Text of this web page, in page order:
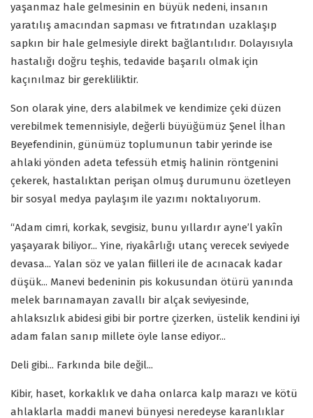
yaşanmaz hale gelmesinin en büyük nedeni, insanın
yaratılış amacından sapması ve fıtratından uzaklaşıp
sapkın bir hale gelmesiyle direkt bağlantılıdır. Dolayısıyla
hastalığı doğru teşhis, tedavide başarılı olmak için
kaçınılmaz bir gerekliliktir.
Son olarak yine, ders alabilmek ve kendimize çeki düzen
verebilmek temennisiyle, değerli büyüğümüz Şenel İlhan
Beyefendinin, günümüz toplumunun tabir yerinde ise
ahlaki yönden adeta tefessüh etmiş halinin röntgenini
çekerek, hastalıktan perişan olmuş durumunu özetleyen
bir sosyal medya paylaşım ile yazımı noktalıyorum.
“Adam cimri, korkak, sevgisiz, bunu yıllardır ayne’l yakîn
yaşayarak biliyor... Yine, riyakârlığı utanç verecek seviyede
devasa... Yalan söz ve yalan fiilleri ile de acınacak kadar
düşük... Manevi bedeninin pis kokusundan ötürü yanında
melek barınamayan zavallı bir alçak seviyesinde,
ahlaksızlık abidesi gibi bir portre çizerken, üstelik kendini iyi
adam falan sanıp millete öyle lanse ediyor...
Deli gibi... Farkında bile değil...
Kibir, haset, korkaklık ve daha onlarca kalp marazı ve kötü
ahlaklarla maddi manevi bünyesi neredeyse karanlıklar